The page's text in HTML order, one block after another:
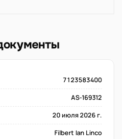
7123583400
AS-169312
20 июля 2026 г.
Filbert Ian Linco